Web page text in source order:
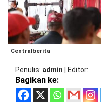
LAMPUNG
TENGAH
BARAT
LAMPUNG
TIMUR
DPRD
TANGGAMUS
DPRD
PRINGSEWU
DPRD
LAMSEL
Centralberita
Penulis admin Editor
Bagikan ke: